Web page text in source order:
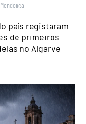
país registaram
de primeiros
no Algarve